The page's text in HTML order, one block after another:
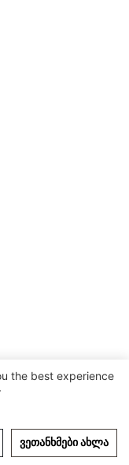
the best experience
ᲕᲔᲗᲐᲜᲮᲛᲔᲑᲘ ᲐᲮᲚᲐ